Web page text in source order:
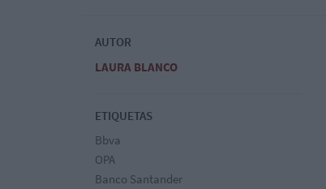
AUTOR
LAURA BLANCO
ETIQUETAS
Bbva
OPA
Banco Santander